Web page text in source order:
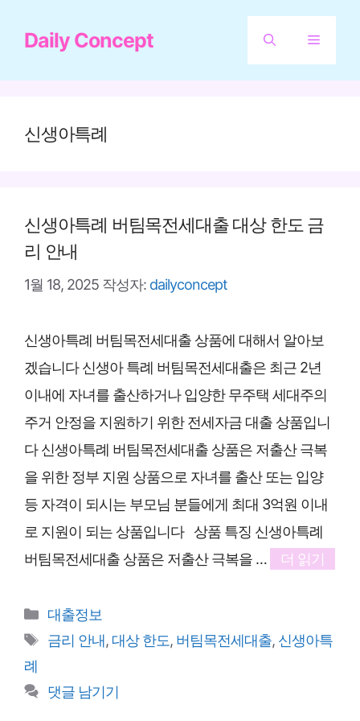
Daily Concept 메
신생아특례
신생아특례 버팀목전세대출 대상 한도 금
리 안내
1월 18, 2025 작성자: dailyconcept
신생아특례 버팀목전세대출 상품에 대해서 알아보
겠습니다 신생아 특례 버팀목전세대출은 최근 2년
이내에 자녀를 출산하거나 입양한 무주택 세대주의
주거 안정을 지원하기 위한 전세자금 대출 상품입니
다 신생아특례 버팀목전세대출 상품은 저출산 극복
을 위한 정부 지원 상품으로 자녀를 출산 또는 입양
등 자격이 되시는 부모님 분들에게 최대 3억원 이내
로 지원이 되는 상품입니다 상품 특징 신생아특례
버팀목전세대출 상품은 저출산 극복을 …
더 읽기
카
테
대출정보
태
금리 안내, 대상 한도, 버팀목전세대출, 신생아특
례
댓글 남기기